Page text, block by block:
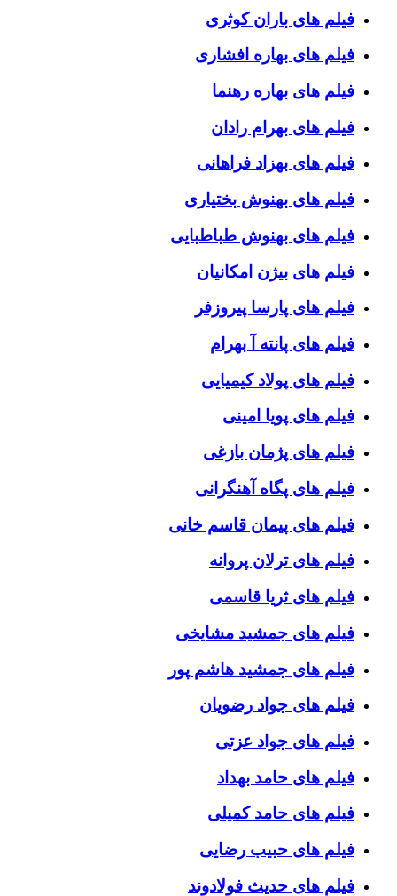
فیلم های باران کوثری
فیلم های بهاره افشاری
فیلم های بهاره رهنما
فیلم های بهرام رادان
فیلم های بهزاد فراهانی
فیلم های بهنوش بختیاری
فیلم های بهنوش طباطبایی
فیلم های بیژن امکانیان
فیلم های پارسا پیروزفر
فیلم های پانته آ بهرام
فیلم های پولاد کیمیایی
فیلم های پویا امینی
فیلم های پژمان بازغی
فیلم های پگاه آهنگرانی
فیلم های پیمان قاسم خانی
فیلم های ترلان پروانه
فیلم های ثریا قاسمی
فیلم های جمشید مشایخی
فیلم های جمشید هاشم پور
فیلم های جواد رضویان
فیلم های جواد عزتی
فیلم های حامد بهداد
فیلم های حامد کمیلی
فیلم های حبیب رضایی
فیلم های حدیث فولادوند